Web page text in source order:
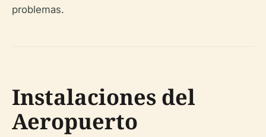
problemas.
Instalaciones del
Aeropuerto